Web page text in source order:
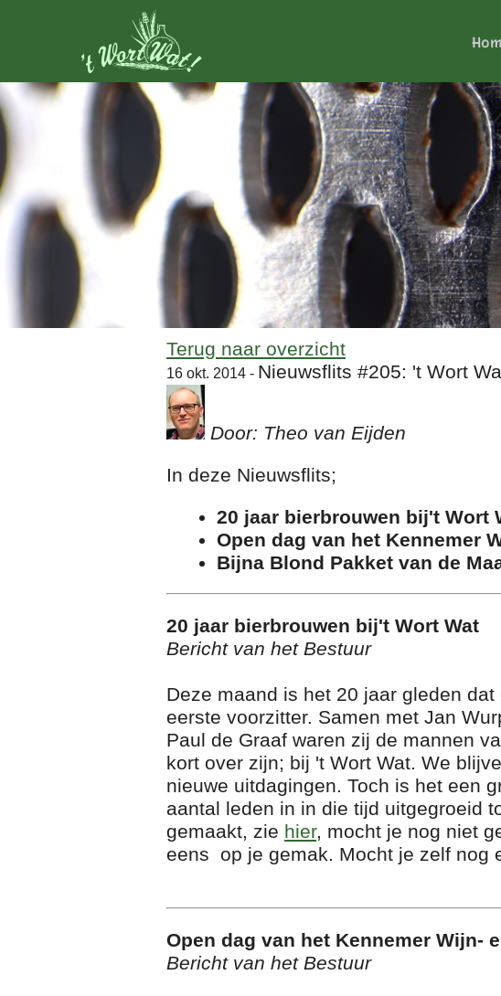
Terug naar overzicht
16 okt. 2014 - Nieuwsflits #205: 't Wort
Door: Theo van Eijden
In deze Nieuwsflits;
20 jaar bierbrouwen bij't Wort
Open dag van het Kennemer
Bijna Blond Pakket van de
20 jaar bierbrouwen bij't Wort Wat
Bericht van het Bestuur
Deze maand is het 20 jaar gleden
eerste voorzitter. Samen met Jan
Paul de Graaf waren zij de mannen
kort over zijn; bij 't Wort Wat. We
nieuwe uitdagingen. Toch is het een
aantal leden in in die tijd uitgegroeid
gemaakt, zie hier, mocht je nog niet
eens op je gemak. Mocht je zelf nog
Open dag van het Kennemer Wijn-
Bericht van het Bestuur